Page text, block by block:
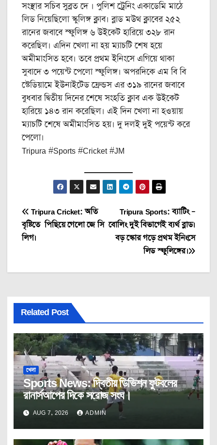
সংস্থার সচিব সুব্রত দে । পুলিশ ট্রেনিং একাডেমি মাঠে
লিড নিয়েছিলো স্কুলিঙ্গ ক্লাব। ব্লাড মউথ ক্লাবের ২৫২
রানের জবাবে স্ফুলিঙ্গ ৬ উইকেট হারিয়ে ৩২৮ রান
করেছিল। এদিন খেলা না হয় ম্যাচটি শেষ হয়ে
অমীমাংসিত হবে। তবে প্রথম ইনিংসে এগিয়ে থাকা
সুবাদে ৩ পয়েন্ট পেলো স্ফুলিঙ্গ। অপরদিকে এম বি বি
স্টেডিয়ামে ইউনাইটেড ফ্রেন্ডস এর ৩১৯ রানের জবাবে
বুধবার দ্বিতীয় দিনের শেষে সংহতি ক্লাব এক উইকেট
হারিয়ে ১৪৩ রান করেছিল। এই দিন খেলা না হওয়ায়
ম্যাচটি শেষে অমীমাংসিত হয়। দু দলই দুই পয়েন্ট করে
পেলো।‌
Tripura #Sports #Cricket #JM
Post
navigation
Tripura Sports: ব্যাটিং –
বোলিং দুই বিভাগেই ব্যর্থ ব্লাড।
বড় স্কোর গড়ে প্রথম ইনিংসে
লিড স্ফুলিঙ্গের।
Tripura Cricket: ‌অতি
বৃষ্টিতে পিছিয়ে গেলো জে সি
লিগ।
Related Post
খেলা
Sports News: দ্বিতীয় ডিভিশন ফুটবলের
রানার্সআপের দিকে সরোজ সংঘ।
AUG 7, 2026 ADMIN